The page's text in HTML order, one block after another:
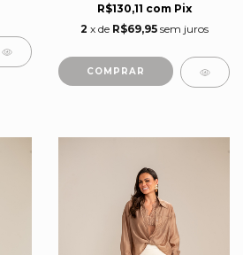
R$130,11 com Pix
2 x de R$69,95 sem juros
COMPRAR